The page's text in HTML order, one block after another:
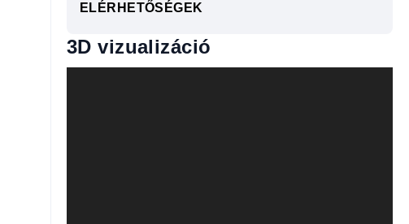
ELÉRHETŐSÉGEK
3D vizualizáció